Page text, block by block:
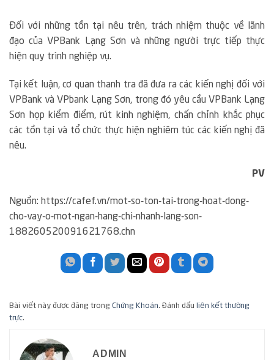
Đối với những tồn tại nêu trên, trách nhiệm thuộc về lãnh
đạo của VPBank Lạng Sơn và những người trực tiếp thực
hiện quy trình nghiệp vụ.
Tại kết luận, cơ quan thanh tra đã đưa ra các kiến nghị đối với
VPBank và VPbank Lạng Sơn, trong đó yêu cầu VPBank Lạng
Sơn họp kiểm điểm, rút kinh nghiệm, chấn chỉnh khắc phục
các tồn tại và tổ chức thực hiện nghiêm túc các kiến nghị đã
nêu.
PV
Nguồn: https://cafef.vn/mot-so-ton-tai-trong-hoat-dong-
cho-vay-o-mot-ngan-hang-chi-nhanh-lang-son-
188260520091621768.chn
Bài viết này được đăng trong Chứng Khoán. Đánh dấu liên kết thường
trực.
ADMIN